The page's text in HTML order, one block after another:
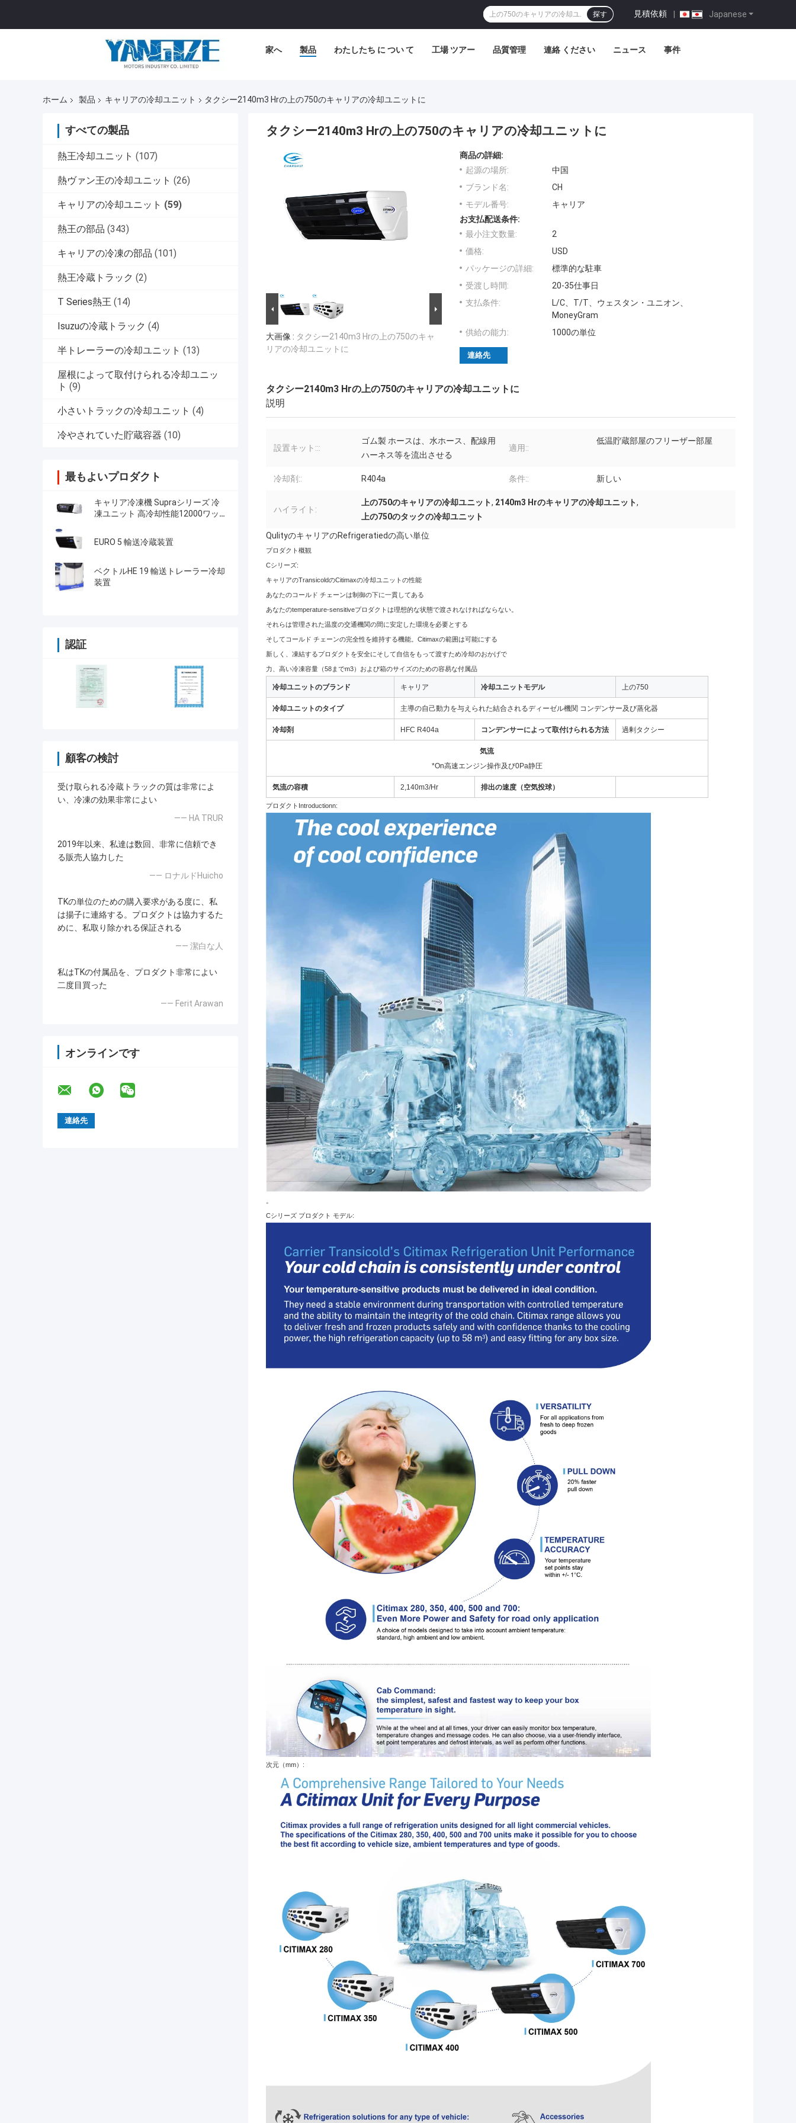
Japanese
見積依頼 |
探す
家へ 製品 わたしたち に つい て 工場 ツアー 品質管理 連絡 ください ニュース 事件
ホーム 製品 キャリアの冷却ユニット タクシー2140m3 Hrの上の750のキャリアの冷却ユニットに
すべての製品
熱王冷却ユニット (107)
熱ヴァン王の冷却ユニット (26)
キャリアの冷却ユニット (59)
熱王の部品 (343)
キャリアの冷凍の部品 (101)
熱王冷蔵トラック (2)
T Series熱王 (14)
Isuzuの冷蔵トラック (4)
半トレーラーの冷却ユニット (13)
屋根によって取付けられる冷却ユニッ
ト (9)
小さいトラックの冷却ユニット (4)
冷やされていた貯蔵容器 (10)
最もよいプロダクト
キャリア冷凍機 Supraシリーズ 冷
凍ユニット 高冷却性能12000ワット
EURO 5 輸送冷蔵装置
ベクトルHE 19 輸送トレーラー冷却
装置
認証
顧客の検討
受け取られる冷蔵トラックの質は非常によ
い、冷凍の効果非常によい
—— HA TRUR
2019年以来、私達は数回、非常に信頼でき
る販売人協力した
—— ロナルドHuicho
TKの単位のための購入要求がある度に、私
は揚子に連絡する。プロダクトは協力するた
めに、私取り除かれる保証される
—— 潔白な人
私はTKの付属品を、プロダクト非常によい
二度目買った
—— Ferit Arawan
オンラインです
タクシー2140m3 Hrの上の750のキャリアの冷却ユニットに
大画像 : タクシー2140m3 Hrの上の750のキャ
リアの冷却ユニットに
商品の詳細:
起源の場所:
中国
ブランド名:
CH
モデル番号:
キャリア
お支払配送条件:
最小注文数量:
2
価格:
USD
パッケージの詳細:
標準的な駐車
受渡し時間:
20-35仕事日
支払条件:
L/C、T/T、ウェスタン・ユニオン、
MoneyGram
供給の能力:
1000の単位
連絡先
タクシー2140m3 Hrの上の750のキャリアの冷却ユニットに
説明
設置キット:::
ゴム製 ホースは、水ホース、配線用
ハーネス等を流出させる
適用::
低温貯蔵部屋のフリーザー部屋
冷却剤:: R404a 条件:: 新しい
ハイライト:
上の750のキャリアの冷却ユニット, 2140m3 Hrのキャリアの冷却ユニット,
上の750のタックの冷却ユニット
QulityのキャリアのRefrigeratiedの高い単位
プロダクト概観
Cシリーズ:
キャリアのTransicoldのCitimaxの冷却ユニットの性能
あなたのコールド チェーンは制御の下に一貫してある
あなたのtemperature-sensitiveプロダクトは理想的な状態で渡されなければならない。
それらは管理された温度の交通機関の間に安定した環境を必要とする
そしてコールド チェーンの完全性を維持する機能。Citimaxの範囲は可能にする
新しく、凍結するプロダクトを安全にそして自信をもって渡すため冷却のおかげで
力、高い冷凍容量（58までm3）および箱のサイズのための容易な付属品
冷却ユニットのブランド キャリア 冷却ユニットモデル 上の750
冷却ユニットのタイプ 主導の自己動力を与えられた結合されるディーゼル機関 コンデンサー及び蒸化器
冷却剤 HFC R404a コンデンサーによって取付けられる方法 過剰タクシー
気流
*On高速エンジン操作及び0Pa静圧
気流の容積 2,140m3/Hr 排出の速度（空気投球）
プロダクトIntroductionn:
Cシリーズ プロダクト モデル:
次元（mm）: